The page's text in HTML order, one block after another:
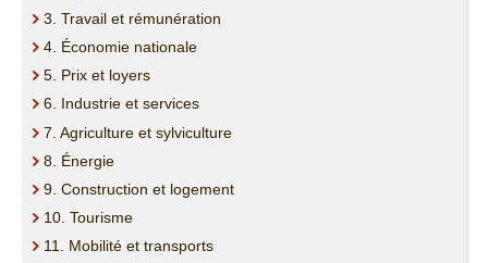
8. ÉNERGIE
9. CONSTRUCTION ET LOGEMENT
10. TOURISME
11. MOBILITÉ ET TRANSPORTS
3. Travail et rémunération
4. Économie nationale
5. Prix et loyers
6. Industrie et services
7. Agriculture et sylviculture
8. Énergie
9. Construction et logement
10. Tourisme
11. Mobilité et transports